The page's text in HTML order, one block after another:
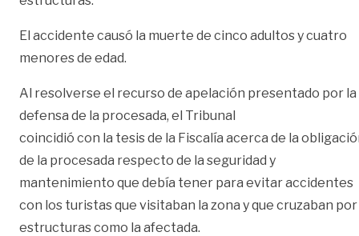
El accidente causó la muerte de cinco adultos y cuatro
menores de edad.
Al resolverse el recurso de apelación presentado por la
defensa de la procesada, el Tribunal
coincidió con la tesis de la Fiscalía acerca de la
de la procesada respecto de la seguridad y
mantenimiento que debía tener para evitar accidentes
con los turistas que visitaban la zona y que cruzaban por
estructuras como la afectada.